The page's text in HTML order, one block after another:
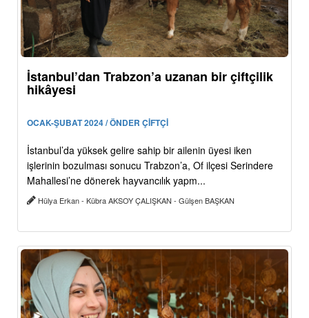
İstanbul’dan Trabzon’a uzanan bir çiftçilik
hikâyesi
OCAK-ŞUBAT 2024 / ÖNDER ÇİFTÇİ
İstanbul’da yüksek gelire sahip bir ailenin üyesi iken
işlerinin bozulması sonucu Trabzon’a, Of ilçesi Serindere
Mahallesi’ne dönerek hayvancılık yapm...
Hülya Erkan - Kübra AKSOY ÇALIŞKAN - Gülşen BAŞKAN